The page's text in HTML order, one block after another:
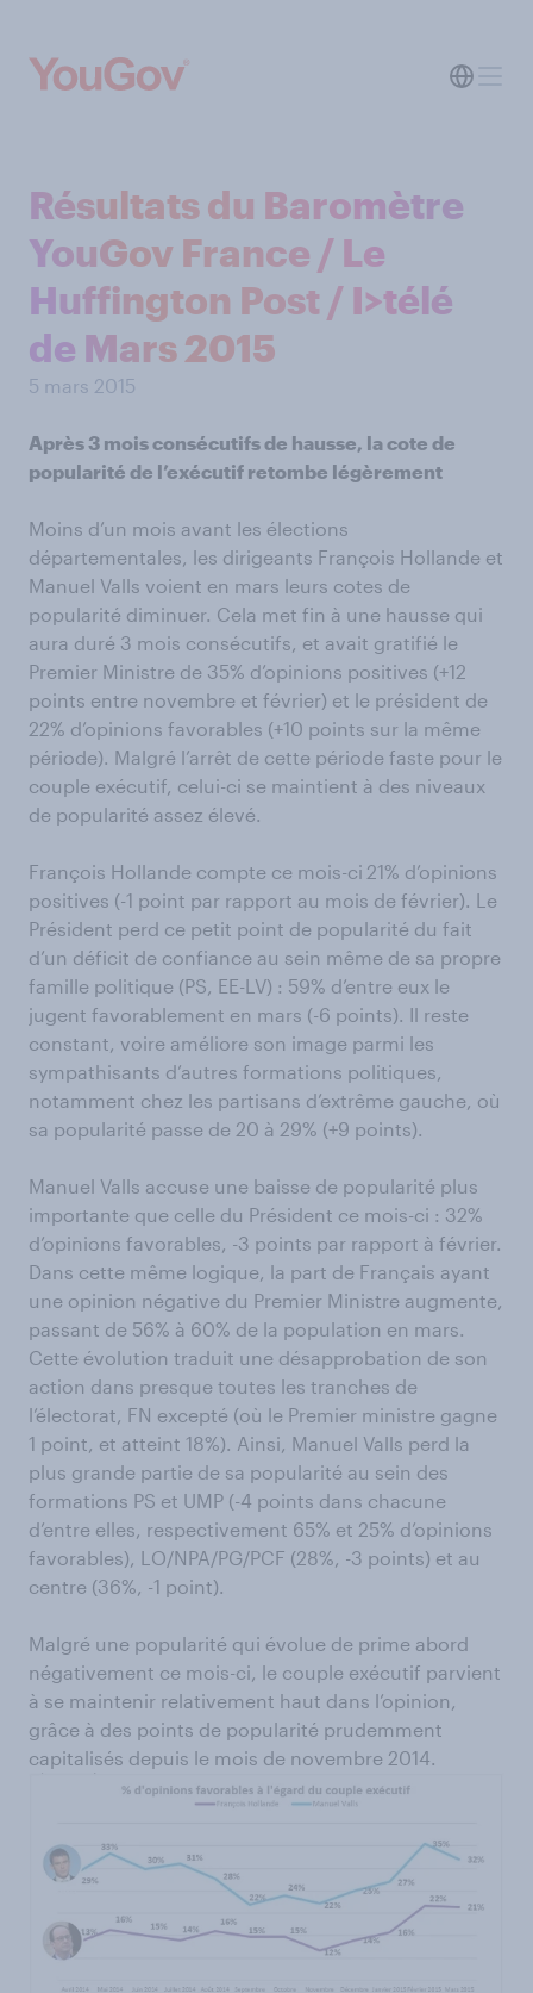
Résultats du Baromètre
YouGov France / Le
Huffington Post / I>télé
de Mars 2015
5 mars 2015
Après 3 mois consécutifs de hausse, la cote de
popularité de l’exécutif retombe légèrement
Moins d’un mois avant les élections
départementales, les dirigeants François Hollande et
Manuel Valls voient en mars leurs cotes de
popularité diminuer. Cela met fin à une hausse qui
aura duré 3 mois consécutifs, et avait gratifié le
Premier Ministre de 35% d’opinions positives (+12
points entre novembre et février) et le président de
22% d’opinions favorables (+10 points sur la même
période). Malgré l’arrêt de cette période faste pour le
couple exécutif, celui-ci se maintient à des niveaux
de popularité assez élevé.
François Hollande compte ce mois-ci 21% d’opinions
positives (-1 point par rapport au mois de février). Le
Président perd ce petit point de popularité du fait
d’un déficit de confiance au sein même de sa propre
famille politique (PS, EE-LV) : 59% d’entre eux le
jugent favorablement en mars (-6 points). Il reste
constant, voire améliore son image parmi les
sympathisants d’autres formations politiques,
notamment chez les partisans d’extrême gauche, où
sa popularité passe de 20 à 29% (+9 points).
Manuel Valls accuse une baisse de popularité plus
importante que celle du Président ce mois-ci : 32%
d’opinions favorables, -3 points par rapport à février.
Dans cette même logique, la part de Français ayant
une opinion négative du Premier Ministre augmente,
passant de 56% à 60% de la population en mars.
Cette évolution traduit une désapprobation de son
action dans presque toutes les tranches de
l’électorat, FN excepté (où le Premier ministre gagne
1 point, et atteint 18%). Ainsi, Manuel Valls perd la
plus grande partie de sa popularité au sein des
formations PS et UMP (-4 points dans chacune
d’entre elles, respectivement 65% et 25% d’opinions
favorables), LO/NPA/PG/PCF (28%, -3 points) et au
centre (36%, -1 point).
Malgré une popularité qui évolue de prime abord
négativement ce mois-ci, le couple exécutif parvient
à se maintenir relativement haut dans l’opinion,
grâce à des points de popularité prudemment
capitalisés depuis le mois de novembre 2014.